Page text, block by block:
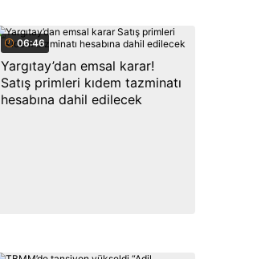
06:46
Yargıtay’dan emsal karar!
Satış primleri kıdem tazminatı
hesabına dahil edilecek